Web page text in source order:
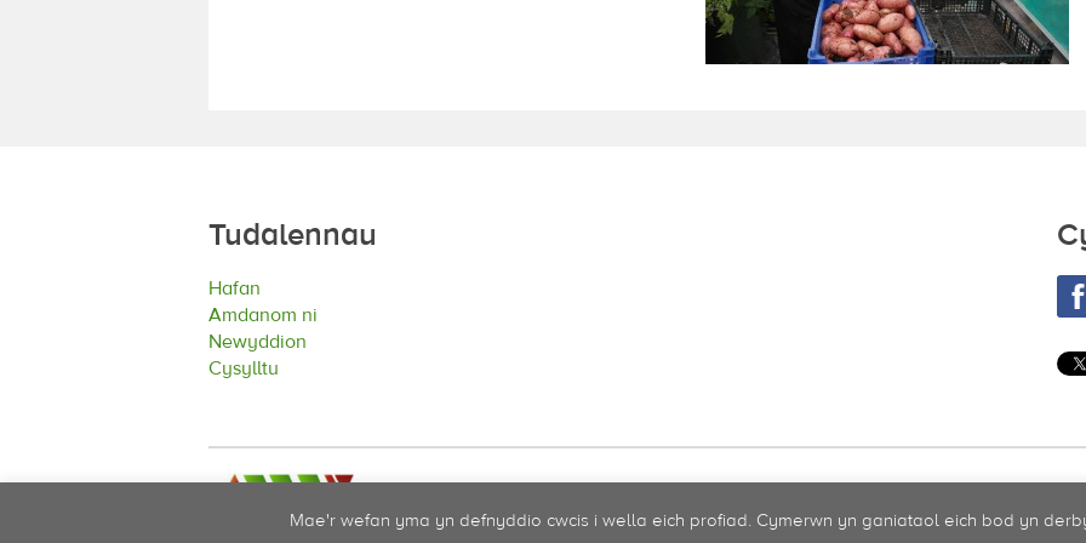
Tudalennau
Hafan
Amdanom ni
Newyddion
Cysylltu
Mae'r wefan yma yn defnyddio cwcis i wella eich profiad. Cymerwn yn ganiataol eich bod yn